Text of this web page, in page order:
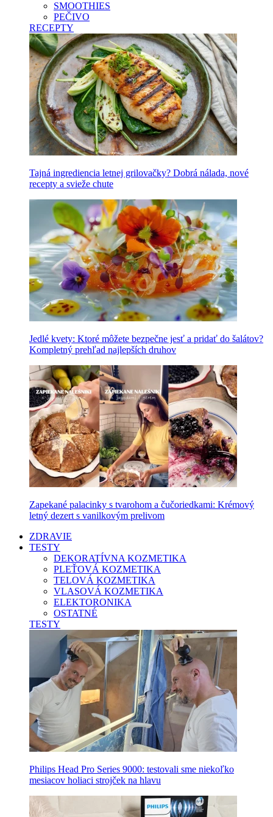
SMOOTHIES
PEČIVO
RECEPTY
Tajná ingrediencia letnej grilovačky? Dobrá nálada, nové
recepty a svieže chute
Jedlé kvety: Ktoré môžete bezpečne jesť a pridať do šalátov?
Kompletný prehľad najlepších druhov
Zapekané palacinky s tvarohom a čučoriedkami: Krémový
letný dezert s vanilkovým prelivom
ZDRAVIE
TESTY
DEKORATÍVNA KOZMETIKA
PLEŤOVÁ KOZMETIKA
TELOVÁ KOZMETIKA
VLASOVÁ KOZMETIKA
ELEKTORONIKA
OSTATNÉ
TESTY
Philips Head Pro Series 9000: testovali sme niekoľko
mesiacov holiaci strojček na hlavu